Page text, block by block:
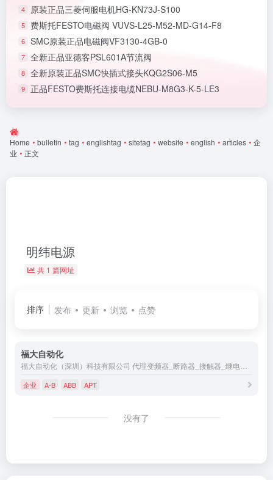
4 原装正品三菱伺服电机HG-KN73J-S100
5 费斯托FESTO电磁阀 VUVS-L25-M52-MD-G14-F8
6 SMC原装正品电磁阀VF3130-4GB-0
7 全新正品亚德客PSL601A节流阀
8 全新原装正品SMC快插式接头KQG2S06-M5
9 正品FESTO费斯托连接电缆NEBU-M8G3-K-5-LE3
Home • bulletin • tag • englishtag • sitetag • website • english • articles • 企
业 • 正文
明纬电源
共 1 篇网址
排序 发布 更新 浏览 点赞
福大自动化
企业 A-B ABB APT
没有了